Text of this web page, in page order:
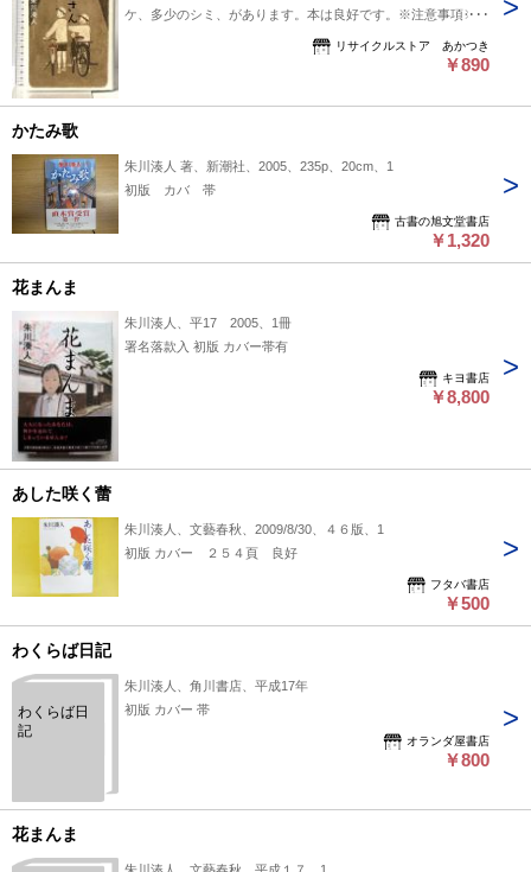
ケ、多少のシミ、があります。本は良好です。※注意事項※■
商品・状態はコンディションガイドラインに基づき、判断・出
品されております。■付録等の付属品がある商品の場合、記載
リサイクルストア あかつき
￥890
かたみ歌
朱川湊人 著、新潮社、2005、235p、20cm、1
初版 カバ 帯
古書の旭文堂書店
￥1,320
花まんま
朱川湊人、平17 2005、1冊
署名落款入 初版 カバー帯有
キヨ書店
￥8,800
あした咲く蕾
朱川湊人、文藝春秋、2009/8/30、４６版、1
初版 カバー ２５４頁 良好
フタバ書店
￥500
わくらば日記
わくらば日
記
朱川湊人、角川書店、平成17年
初版 カバー 帯
オランダ屋書店
￥800
花まんま